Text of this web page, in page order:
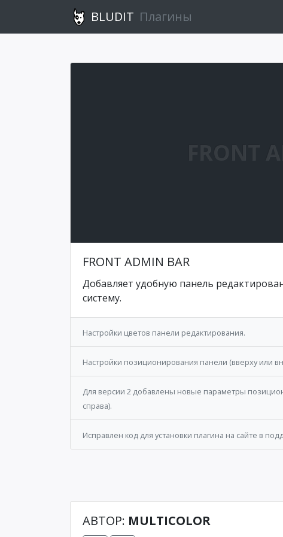
BLUDIT Плагины
FRONT
FRONT ADMIN BAR
Добавляет удобную панель
систему.
Настройки цветов панели редактирования.
Настройки позиционирования панели (вверху или
Для версии 2 добавлены новые параметры
справа).
Исправлен код для установки плагина на сайте в
АВТОР: MULTICOLOR